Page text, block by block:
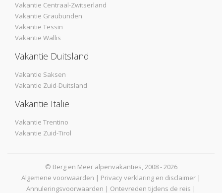
Vakantie Centraal-Zwitserland
Vakantie Graubunden
Vakantie Tessin
Vakantie Wallis
Vakantie Duitsland
Vakantie Saksen
Vakantie Zuid-Duitsland
Vakantie Italie
Vakantie Trentino
Vakantie Zuid-Tirol
© Berg en Meer alpenvakanties, 2008 - 2026
Algemene voorwaarden | Privacy verklaring en disclaimer |
Annuleringsvoorwaarden | Ontevreden tijdens de reis |